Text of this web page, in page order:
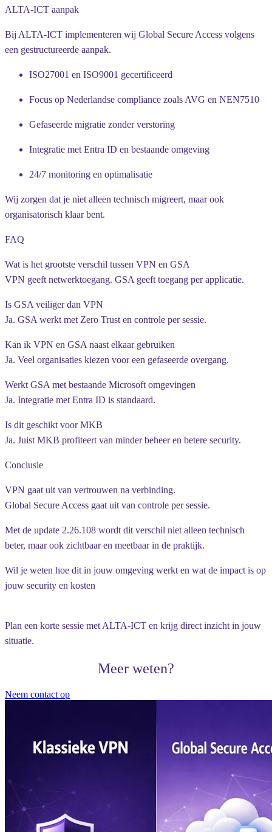
ALTA-ICT aanpak
Bij ALTA-ICT implementeren wij Global Secure Access volgens
een gestructureerde aanpak.
ISO27001 en ISO9001 gecertificeerd
Focus op Nederlandse compliance zoals AVG en NEN7510
Gefaseerde migratie zonder verstoring
Integratie met Entra ID en bestaande omgeving
24/7 monitoring en optimalisatie
Wij zorgen dat je niet alleen technisch migreert, maar ook
organisatorisch klaar bent.
FAQ
Wat is het grootste verschil tussen VPN en GSA
VPN geeft netwerktoegang. GSA geeft toegang per applicatie.
Is GSA veiliger dan VPN
Ja. GSA werkt met Zero Trust en controle per sessie.
Kan ik VPN en GSA naast elkaar gebruiken
Ja. Veel organisaties kiezen voor een gefaseerde overgang.
Werkt GSA met bestaande Microsoft omgevingen
Ja. Integratie met Entra ID is standaard.
Is dit geschikt voor MKB
Ja. Juist MKB profiteert van minder beheer en betere security.
Conclusie
VPN gaat uit van vertrouwen na verbinding.
Global Secure Access gaat uit van controle per sessie.
Met de update 2.26.108 wordt dit verschil niet alleen technisch
beter, maar ook zichtbaar en meetbaar in de praktijk.
Wil je weten hoe dit in jouw omgeving werkt en wat de impact is op
jouw security en kosten
Plan een korte sessie met ALTA-ICT en krijg direct inzicht in jouw
situatie.
Meer weten?
Neem contact op